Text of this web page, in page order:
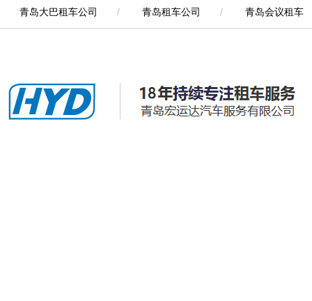
青岛大巴租车公司 / 青岛租车公司 / 青岛会议租车